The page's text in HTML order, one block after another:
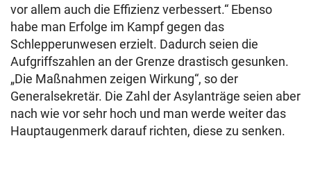
vor allem auch die Effizienz verbessert.“ Ebenso
habe man Erfolge im Kampf gegen das
Schlepperunwesen erzielt. Dadurch seien die
Aufgriffszahlen an der Grenze drastisch gesunken.
„Die Maßnahmen zeigen Wirkung“, so der
Generalsekretär. Die Zahl der Asylanträge seien aber
nach wie vor sehr hoch und man werde weiter das
Hauptaugenmerk darauf richten, diese zu senken.